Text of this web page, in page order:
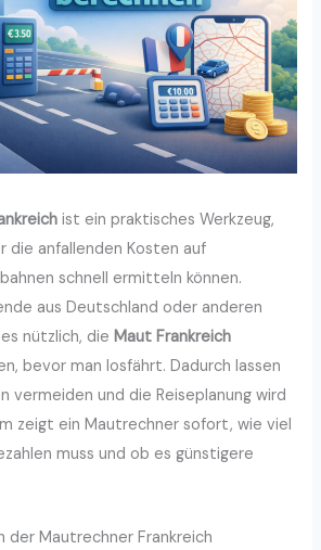
ist ein praktisches Werkzeug,
die anfallenden Kosten auf
schnell ermitteln können.
aus Deutschland oder anderen
nützlich, dieMaut Frankreich
bevor man losfährt. Dadurch lassen
vermeiden und die Reiseplanung wird
zeigt ein Mautrechner sofort, wie viel
muss und ob es günstigere
der Mautrechner Frankreich